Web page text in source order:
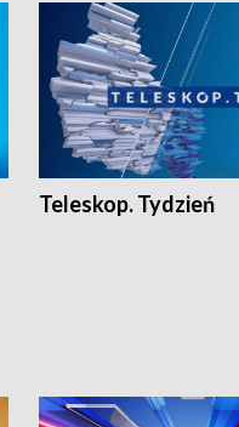
Teleskop. Tydzień